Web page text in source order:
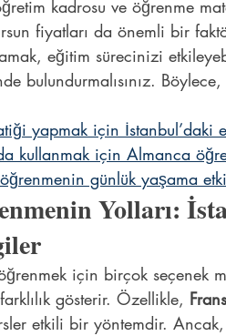
kadrosu ve öğrenme
fiyatları da önemli bir
eğitim sürecinizi
bulundurmalısınız.
yapmak için İstanbul’daki
kullanmak için Almanca
günlük yaşama
Yolları:
için birçok seçenek
gösterir. Özellikle,
etkili bir yöntemdir.